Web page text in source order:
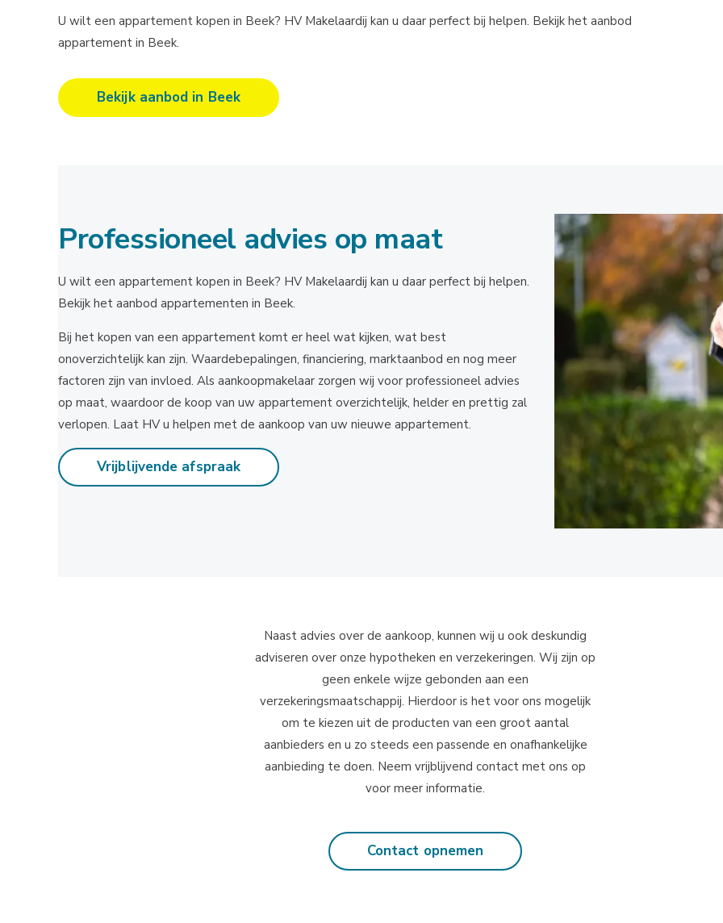
U wilt een appartement kopen in Beek? HV Makelaardij kan u daar perfect bij helpen. Bekijk het aanbod
appartement in Beek.
Bekijk aanbod in Beek
Professioneel advies op maat
U wilt een appartement kopen in Beek? HV Makelaardij kan u daar perfect bij helpen.
Bekijk het aanbod appartementen in Beek.
Bij het kopen van een appartement komt er heel wat kijken, wat best
onoverzichtelijk kan zijn. Waardebepalingen, financiering, marktaanbod en nog meer
factoren zijn van invloed. Als aankoopmakelaar zorgen wij voor professioneel advies
op maat, waardoor de koop van uw appartement overzichtelijk, helder en prettig zal
verlopen. Laat HV u helpen met de aankoop van uw nieuwe appartement.
Vrijblijvende afspraak
Naast advies over de aankoop, kunnen wij u ook deskundig
adviseren over onze hypotheken en verzekeringen. Wij zijn op
geen enkele wijze gebonden aan een
verzekeringsmaatschappij. Hierdoor is het voor ons mogelijk
om te kiezen uit de producten van een groot aantal
aanbieders en u zo steeds een passende en onafhankelijke
aanbieding te doen. Neem vrijblijvend contact met ons op
voor meer informatie.
Contact opnemen